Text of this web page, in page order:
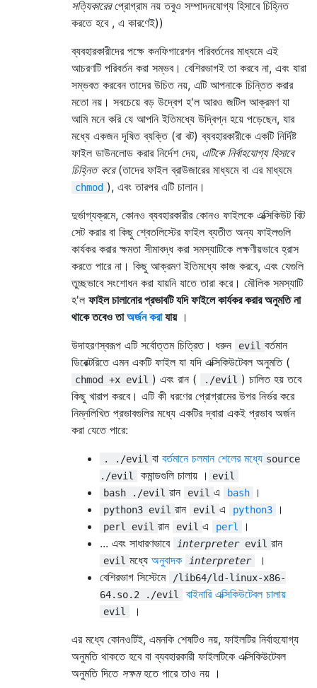
সত্যিকারেরপ্রোগ্রাম নয় তবুও সম্পাদনযোগ্য হিসাবে চিহ্নিত
করতে হবে , এ কারণেই))
ব্যবহারকারীদের পক্ষে কনফিগারেশন পরিবর্তনের মাধ্যমে এই
আচরণটি পরিবর্তন করা সম্ভব। বেশিরভাগই তা করবে না, এবং যারা
সম্ভবত করবেন তাদের উচিত নয়, এটি আপনাকে চিন্তিত করার
মতো নয়। সবচেয়ে বড় উদ্বেগ হ'ল আরও জটিল আক্রমণ যা
আমি মনে করি যে আপনি ইতিমধ্যে উদ্বিগ্ন হয়ে পড়েছেন, যার
মধ্যে একজন দূষিত ব্যক্তি (বা বট) ব্যবহারকারীকে একটি নির্দিষ্ট
ফাইল ডাউনলোড করার নির্দেশ দেয়, এটিকে নির্বাহযোগ্য হিসাবে
চিহ্নিত করে(তাদের ফাইল ব্রাউজারের মাধ্যমে বা এর মাধ্যমে
chmod ), এবং তারপর এটি চালান।
দুর্ভাগ্যক্রমে, কোনও ব্যবহারকারীর কোনও ফাইলকে এক্সিকিউট বিট
সেট করার বা কিছু শ্বেতলিস্টের ফাইল ব্যতীত অন্য ফাইলগুলি
কার্যকর করার ক্ষমতা সীমাবদ্ধ করা সমস্যাটিকে লক্ষণীয়ভাবে হ্রাস
করতে পারে না। কিছু আক্রমণ ইতিমধ্যে কাজ করবে, এবং যেগুলি
তুচ্ছভাবে সংশোধন করা যায়নি যাতে তারা করে। মৌলিক সমস্যাটি
হ'ল ফাইল চালানোর প্রভাবটি যদি ফাইলে কার্যকর করার অনুমতি না
থাকে তবেও তাঅর্জন করাযায়।
উদাহরণস্বরূপ এটি সর্বোত্তম চিত্রিত। ধরুন
evil বর্তমান
ডিরেক্টরিতে এমন একটি ফাইল যা যদি এক্সিকিউটেবল অনুমতি (
chmod +x evil ) এবং রান ( ./evil ) চালিত হয় তবে
কিছু খারাপ করবে। এটি কী ধরণের প্রোগ্রামের উপর নির্ভর করে
নিম্নলিখিত প্রভাবগুলির মধ্যে একটির দ্বারা একই প্রভাব অর্জন
করা যেতে পারে:
. ./evil বা বর্তমানে চলমান শেলের মধ্যে source
./evil
কমান্ডগুলি চালায় ।
evil
bash ./evil রান evil এ bash ।
python3 evil রান evil এ python3 ।
perl evil রান evil এ perl
।
... এবং সাধারণভাবে
interpreterevil রান
evil মধ্যে অনুবাদক interpreter
।
বেশিরভাগ সিস্টেমে
/lib64/ld-linux-x86-
64.so.2 ./evil
বাইনারি এক্সিকিউটেবল চালায়
evil
।
এর মধ্যে কোনওটিই, এমনকি শেষটিও নয়, ফাইলটির নির্বাহযোগ্য
অনুমতি থাকতে হবে বা ব্যবহারকারী ফাইলটিকে এক্সিকিউটেবল
অনুমতি দিতে সক্ষমহতে পারে তাও নয় ।